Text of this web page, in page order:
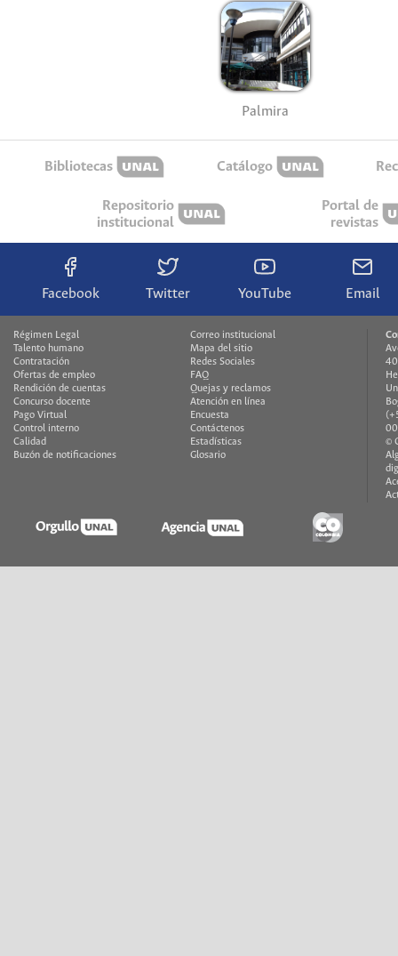
Palmira
Bibliotecas Catálogo
Repositorio
institucional
Portal de
revistas
Facebook Twitter YouTube Email
Régimen Legal
Talento humano
Contratación
Ofertas de empleo
Rendición de cuentas
Concurso docente
Pago Virtual
Control interno
Calidad
Buzón de notificaciones
Correo institucional
Mapa del sitio
Redes Sociales
FAQ
Quejas y reclamos
Atención en línea
Encuesta
Contáctenos
Estadísticas
Glosario
©